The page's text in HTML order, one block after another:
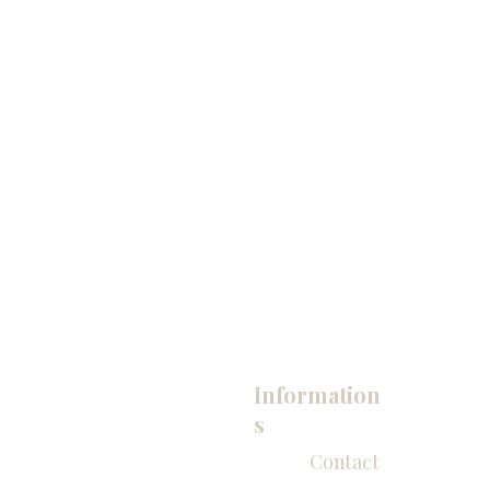
Information
s
Contact